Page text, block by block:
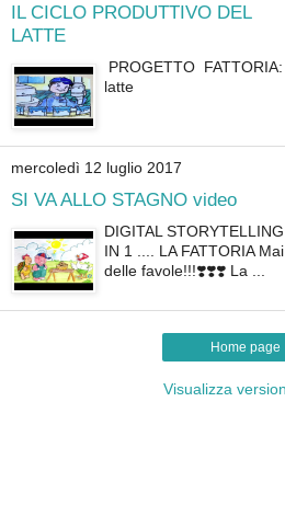
IL CICLO PRODUTTIVO DEL
LATTE
PROGETTO
latte
mercoledì 12 luglio 2017
SI VA ALLO STAGNO video
DIGITAL
IN 1 .... LA FATTORIA
delle favole!!!❣️❣️❣️ La ...
Home page
Visualizza